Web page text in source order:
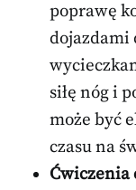
poprawę
dojazdami
siłę nóg i
może być
czasu na
Ćwiczenia